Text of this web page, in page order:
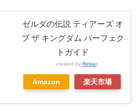
ゼルダの伝説 ティアーズ オ
ブ ザ キングダム パーフェク
トガイド
created by Rinker
Amazon 楽天市場